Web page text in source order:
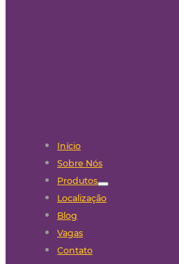
Início
Sobre Nós
Produtos
Localização
Blog
Vagas
Contato